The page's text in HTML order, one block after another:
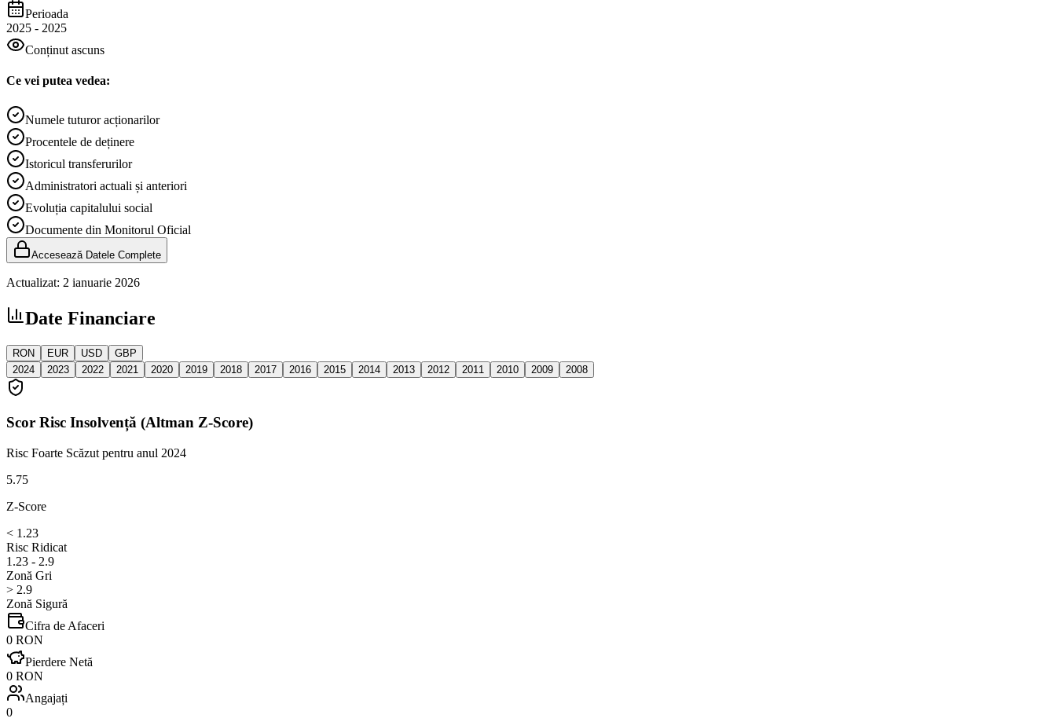
Perioada
2025 - 2025
Conținut ascuns
Ce vei putea vedea:
Numele tuturor acționarilor
Procentele de deținere
Istoricul transferurilor
Administratori actuali și anteriori
Evoluția capitalului social
Documente din Monitorul Oficial
Accesează Datele Complete
Actualizat: 2 ianuarie 2026
Date Financiare
RON EUR USD
GBP
2024
2023 2022 2021 2020 2019 2018 2017 2016 2015 2014 2013 2012 2011 2010 2009 2008
Scor Risc Insolvență (Altman Z-Score)
Risc Foarte Scăzut pentru anul 2024
5.75
Z-Score
< 1.23
Risc Ridicat
1.23 - 2.9
Zonă Gri
> 2.9
Zonă Sigură
Cifra de Afaceri
0 RON
Pierdere Netă
0 RON
Angajați
0